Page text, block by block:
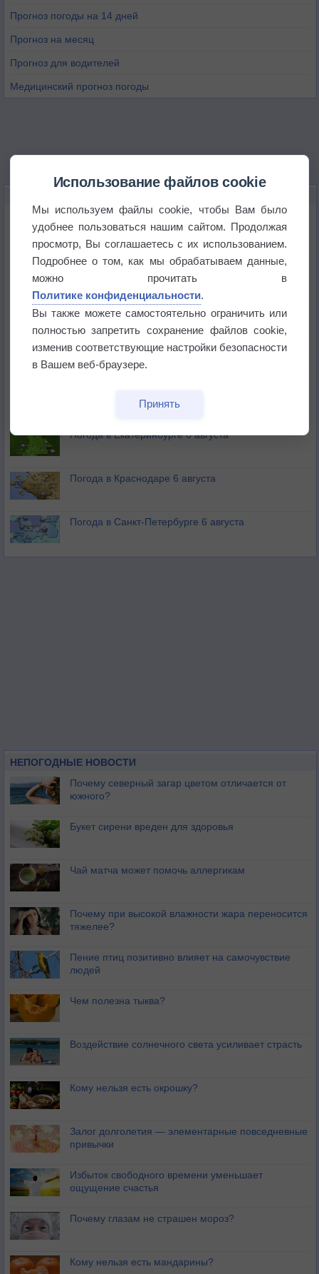
Прогноз погоды на 14 дней
Прогноз на месяц
Прогноз для водителей
Медицинский прогноз погоды
Космическая погода и транспорт
Приложение построит маршрут через тень
Атмосфера начала замерзать
В Приморье обнаружены морские волны тепла
Погода в Екатеринбурге 6 августа
Погода в Краснодаре 6 августа
Погода в Санкт-Петербурге 6 августа
НЕПОГОДНЫЕ НОВОСТИ
Почему северный загар цветом отличается от
южного?
Букет сирени вреден для здоровья
Чай матча может помочь аллергикам
Почему при высокой влажности жара переносится
тяжелее?
Пение птиц позитивно влияет на самочувствие
людей
Чем полезна тыква?
Воздействие солнечного света усиливает страсть
Кому нельзя есть окрошку?
Залог долголетия — элементарные повседневные
привычки
Избыток свободного времени уменьшает
ощущение счастья
Почему глазам не страшен мороз?
Кому нельзя есть мандарины?
Использование файлов cookie
Мы используем файлы cookie, чтобы Вам было
удобнее пользоваться нашим сайтом. Продолжая
просмотр, Вы соглашаетесь с их использованием.
Подробнее о том, как мы обрабатываем данные,
можно прочитать в
Политике конфиденциальности.
Вы также можете самостоятельно ограничить или
полностью запретить сохранение файлов cookie,
изменив соответствующие настройки безопасности
в Вашем веб-браузере.
Принять